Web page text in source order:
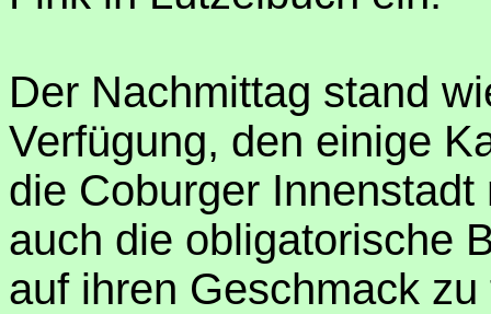
Der Nachmittag stand
Verfügung, den einige
die Coburger
auch die obligatorische
auf ihren Geschmack